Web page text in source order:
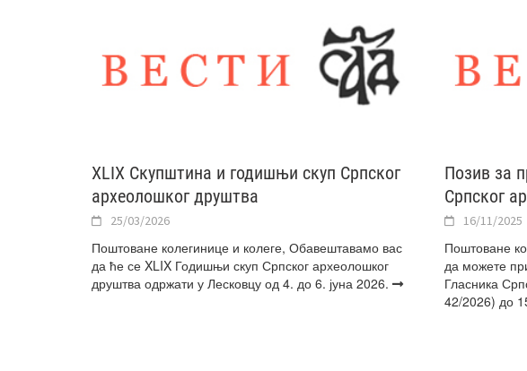
XLIX Скупштина и годишњи скуп Српског
археолошког друштва
25/03/2026
Поштоване колегинице и колеге, Обавештавамо вас
да ће се XLIX Годишњи скуп Српског археолошког
друштва одржати у Лесковцу од 4. до 6. јуна 2026.
Позив за
Српског
16/11/2025
Поштоване
да можете
Гласника
42/2026) до